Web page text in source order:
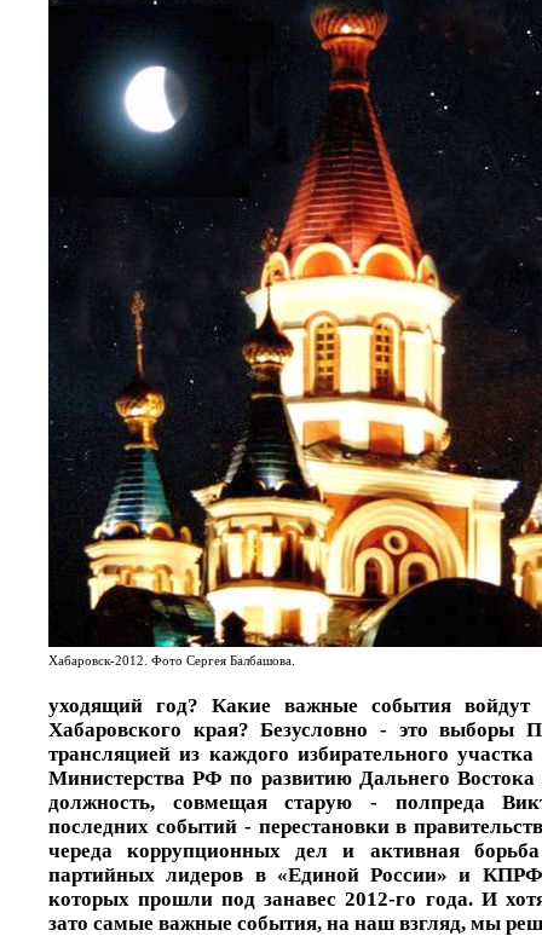
Хабаровск-2012. Фото Сергея Балбашова.
уходящий год? Какие важные события войдут
Хабаровского края? Безусловно - это выборы
трансляцией из каждого избирательного
Министерства РФ по развитию Дальнего Востока
должность, совмещая старую - полпреда
последних событий - перестановки в
череда коррупционных дел и активная
партийных лидеров в «Единой России» и
которых прошли под занавес 2012-го года. И
зато самые важные события, на наш взгляд, мы